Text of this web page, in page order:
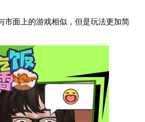
市面上的游戏相似，但是玩法更加简